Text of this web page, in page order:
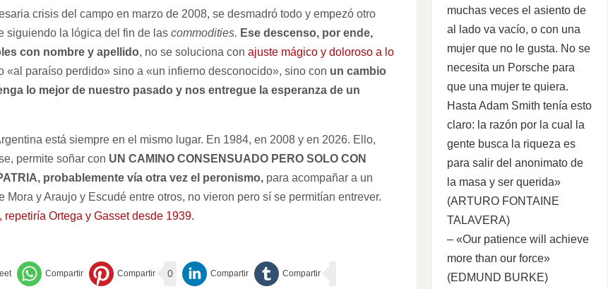
crisis del campo en marzo de 2008, se desmadró todo y empezó otro
siguiendo la lógica del fin de las commodities. Ese descenso, por ende,
con nombre y apellido, no se soluciona con ajuste mágico y doloroso a lo
«al paraíso perdido» sino a «un infierno desconocido», sino con un cambio
lo mejor de nuestro pasado y nos entregue la esperanza de un
está siempre en el mismo lugar. En 1984, en 2008 y en 2026. Ello,
permite soñar con UN CAMINO CONSENSUADO PERO SOLO CON
probablemente vía otra vez el peronismo, para acompañar a un
Mora y Araujo y Escudé entre otros, no vieron pero sí se permitían entrever.
Ortega y Gasset desde 1939.
0
muchas veces el asiento de
al lado va vacío, o con una
mujer que no le gusta. No se
necesita un Porsche para
que una mujer te quiera.
Hasta Adam Smith tenía esto
claro: la razón por la cual la
gente busca la riqueza es
para salir del anonimato de
la masa y ser querida»
(ARTURO FONTAINE
TALAVERA)
– «Our patience will achieve
more than our force»
(EDMUND BURKE)